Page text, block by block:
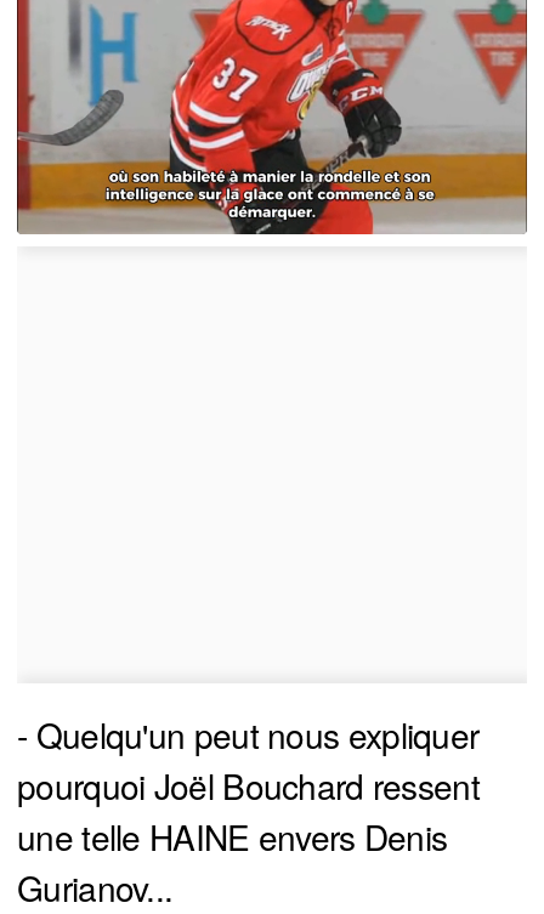
- Quelqu'un peut nous expliquer
pourquoi Joël Bouchard ressent
une telle HAINE envers Denis
Gurianov...